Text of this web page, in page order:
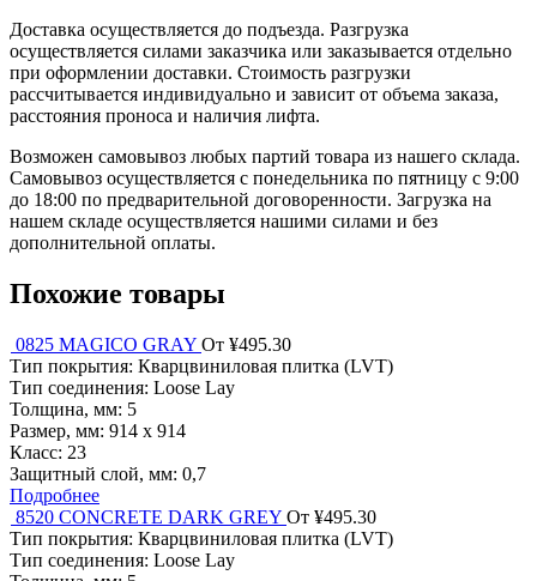
Доставка осуществляется до подъезда. Разгрузка
осуществляется силами заказчика или заказывается отдельно
при оформлении доставки. Стоимость разгрузки
рассчитывается индивидуально и зависит от объема заказа,
расстояния проноса и наличия лифта.
Возможен самовывоз любых партий товара из нашего склада.
Самовывоз осуществляется с понедельника по пятницу с 9:00
до 18:00 по предварительной договоренности. Загрузка на
нашем складе осуществляется нашими силами и без
дополнительной оплаты.
Похожие товары
0825 MAGICO GRAY От ¥495.30
Тип покрытия: Кварцвиниловая плитка (LVT)
Тип соединения: Loose Lay
Толщина, мм: 5
Размер, мм: 914 х 914
Класс: 23
Защитный слой, мм: 0,7
Подробнее
8520 CONCRETE DARK GREY От ¥495.30
Тип покрытия: Кварцвиниловая плитка (LVT)
Тип соединения: Loose Lay